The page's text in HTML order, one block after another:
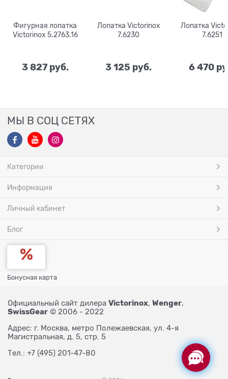
Фигурная лопатка
Victorinox 5.2763.16
3 827 руб.
Лопатка Victorinox
7.6230
3 125 руб.
Лопатка
7.6251
6 470
МЫ В СОЦ СЕТЯХ
Категории
Информация
Личный кабинет
Блог
Бонусная карта
Официальный сайт дилера Victorinox, Wenger,
SwissGear © 2006 - 2022
Адрес: г. Москва, метро Полежаевская, ул. 4-я
Магистральная, д. 5, стр. 5
Тел.: +7 (495) 201-47-80